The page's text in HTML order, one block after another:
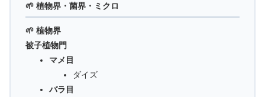
🌱 植物界・菌界・ミクロ
🌱 植物界
被子植物門
マメ目
ダイズ
バラ目